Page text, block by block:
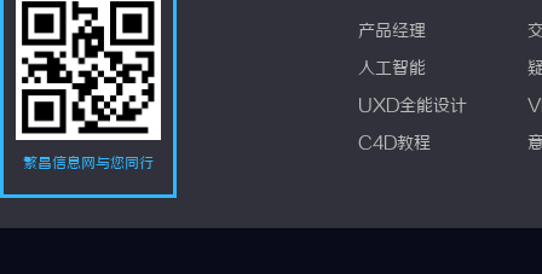
繁昌信息网与您同行
产品经理
人工智能
UXD全能设计
C4D教程